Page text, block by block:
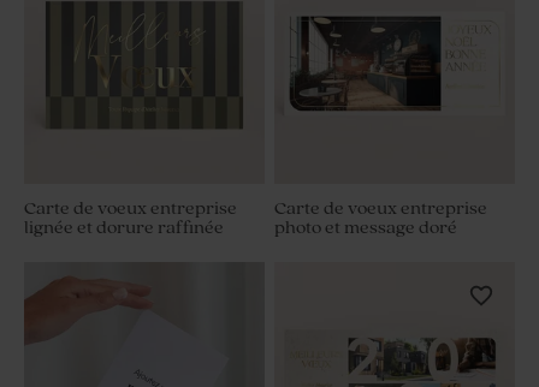
Carte de voeux entreprise
lignée et dorure raffinée
Carte de voeux entreprise
photo et message doré